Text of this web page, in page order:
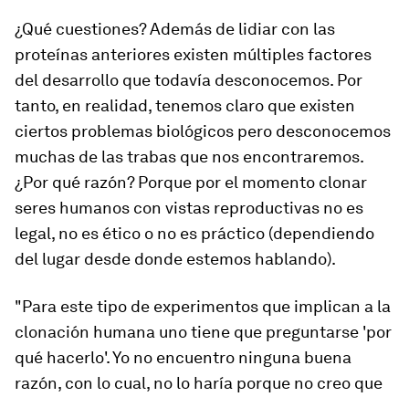
¿Qué cuestiones? Además de lidiar con las
proteínas anteriores existen múltiples factores
del desarrollo que todavía desconocemos. Por
tanto, en realidad, tenemos claro que existen
ciertos problemas biológicos pero desconocemos
muchas de las trabas que nos encontraremos.
¿Por qué razón? Porque por el momento clonar
seres humanos con vistas reproductivas no es
legal, no es ético o no es práctico (dependiendo
del lugar desde donde estemos hablando).
"Para este tipo de experimentos que implican a la
clonación humana uno tiene que preguntarse 'por
qué hacerlo'. Yo no encuentro ninguna buena
razón, con lo cual, no lo haría porque no creo que